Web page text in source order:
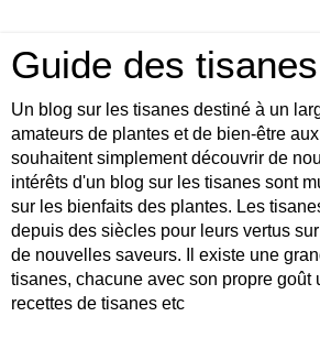
Guide des tisanes
Un blog sur les tisanes destiné à un
amateurs de plantes et de bien-être
souhaitent simplement découvrir de
intérêts d'un blog sur les tisanes sont
sur les bienfaits des plantes. Les
depuis des siècles pour leurs vertus
de nouvelles saveurs. Il existe une
tisanes, chacune avec son propre goût
recettes de tisanes etc